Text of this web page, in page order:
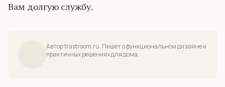
Вам долгую службу.
Автор trastroom.ru. Пишет о функциональном дизайне и
практичных решениях для дома.